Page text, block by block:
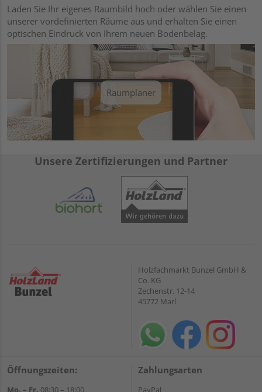
Laden Sie Ihr eigenes Raumbild hoch oder wählen Sie einen
unserer vordefinierten Räume aus und erhalten Sie einen
optischen Eindruck von Ihrem neuen Bodenbelag.
Raumplaner
Unsere Zertifizierungen und Partner
Holzfachmarkt Bunzel GmbH &
Co. KG
Zechenstr. 12-14
45772 Marl
Öffnungszeiten:
Mo. – Fr. 08:30 – 18:00
Zahlungsarten
PayPal